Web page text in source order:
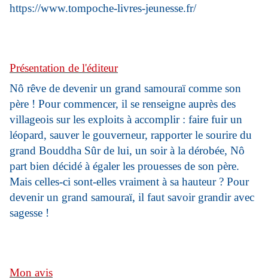
https://www.tompoche-livres-jeunesse.fr/
Présentation de l'éditeur
Nô rêve de devenir un grand samouraï comme son
père ! Pour commencer, il se renseigne auprès des
villageois sur les exploits à accomplir : faire fuir un
léopard, sauver le gouverneur, rapporter le sourire du
grand Bouddha Sûr de lui, un soir à la dérobée, Nô
part bien décidé à égaler les prouesses de son père.
Mais celles-ci sont-elles vraiment à sa hauteur ? Pour
devenir un grand samouraï, il faut savoir grandir avec
sagesse !
Mon avis